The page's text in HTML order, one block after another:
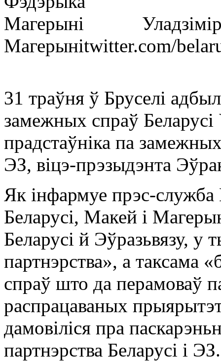
Магерыніtwitter.com/
31 траўня ў Бруселі
замежных спраў Беларусі
прадстаўніка па
ЭЗ, віцэ-прэзыдэнта
Як інфармуе прэс-служба
Беларусі, Макей і
Беларусі й Эўразьвязу, у
партнэрства», а таксама
спраў што да перамоваў
распрацаваных
дамовіліся пра
партнэрства Беларусі і ЭЗ.